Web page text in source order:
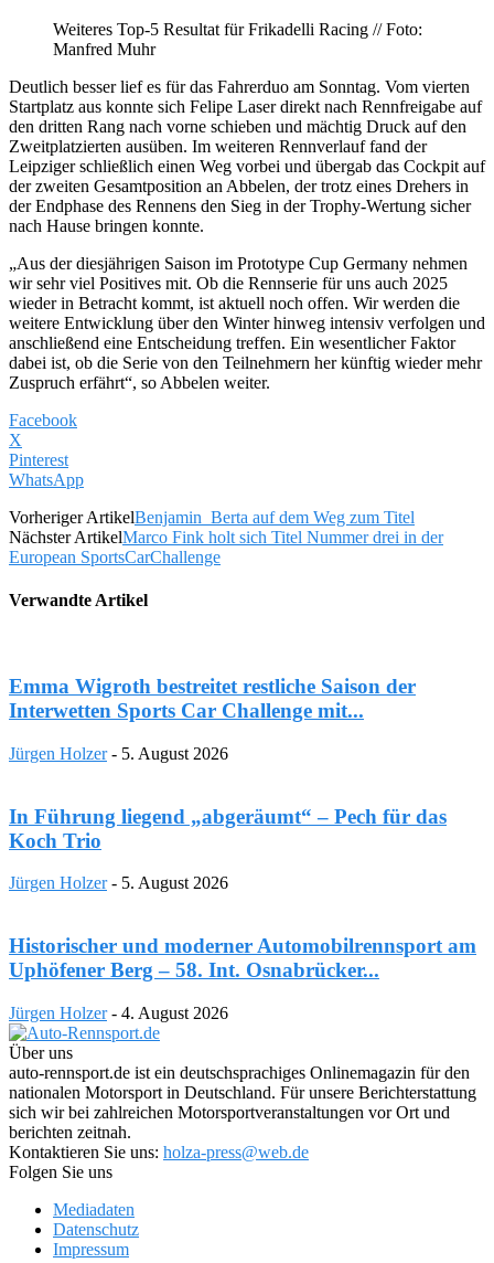
Weiteres Top-5 Resultat für Frikadelli Racing // Foto:
Manfred Muhr
Deutlich besser lief es für das Fahrerduo am Sonntag. Vom vierten
Startplatz aus konnte sich Felipe Laser direkt nach Rennfreigabe auf
den dritten Rang nach vorne schieben und mächtig Druck auf den
Zweitplatzierten ausüben. Im weiteren Rennverlauf fand der
Leipziger schließlich einen Weg vorbei und übergab das Cockpit auf
der zweiten Gesamtposition an Abbelen, der trotz eines Drehers in
der Endphase des Rennens den Sieg in der Trophy-Wertung sicher
nach Hause bringen konnte.
„Aus der diesjährigen Saison im Prototype Cup Germany nehmen
wir sehr viel Positives mit. Ob die Rennserie für uns auch 2025
wieder in Betracht kommt, ist aktuell noch offen. Wir werden die
weitere Entwicklung über den Winter hinweg intensiv verfolgen und
anschließend eine Entscheidung treffen. Ein wesentlicher Faktor
dabei ist, ob die Serie von den Teilnehmern her künftig wieder mehr
Zuspruch erfährt“, so Abbelen weiter.
Facebook
X
Pinterest
WhatsApp
Vorheriger ArtikelBenjamin Berta auf dem Weg zum Titel
Nächster ArtikelMarco Fink holt sich Titel Nummer drei in der
European SportsCarChallenge
Verwandte Artikel
Emma Wigroth bestreitet restliche Saison der
Interwetten Sports Car Challenge mit...
Jürgen Holzer - 5. August 2026
In Führung liegend „abgeräumt“ – Pech für das
Koch Trio
Jürgen Holzer - 5. August 2026
Historischer und moderner Automobilrennsport am
Uphöfener Berg – 58. Int. Osnabrücker...
Jürgen Holzer - 4. August 2026
Über uns
auto-rennsport.de ist ein deutschsprachiges Onlinemagazin für den
nationalen Motorsport in Deutschland. Für unsere Berichterstattung
sich wir bei zahlreichen Motorsportveranstaltungen vor Ort und
berichten zeitnah.
Kontaktieren Sie uns: holza-press@web.de
Folgen Sie uns
Mediadaten
Datenschutz
Impressum